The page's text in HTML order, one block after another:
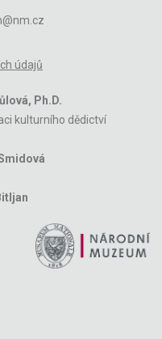
údajů
Ph.D.
kulturního dědictví